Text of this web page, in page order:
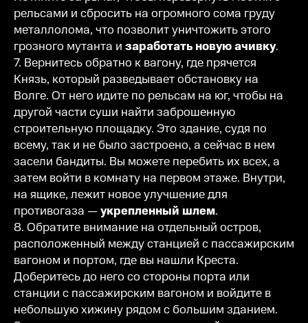
рельсами и сбросить на огромного сома груду
металлолома, что позволит уничтожить этого
грозного мутанта и заработать новую ачивку.
7. Вернитесь обратно к вагону, где прячется
Князь, который разведывает обстановку на
Волге. От него идите по рельсам на юг, чтобы на
другой части суши найти заброшенную
строительную площадку. Это здание, судя по
всему, так и не было застроено, а сейчас в нем
засели бандиты. Вы можете перебить их всех, а
затем войти в комнату на первом этаже. Внутри,
на ящике, лежит новое улучшение для
противогаза —укрепленный шлем.
8. Обратите внимание на отдельный остров,
расположенный между станцией с пассажирским
вагоном и портом, где вы нашли Креста.
Доберитесь до него со стороны порта или
станции с пассажирским вагоном и войдите в
небольшую хижину рядом с большим зданием.